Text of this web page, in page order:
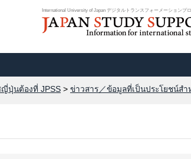
International University of Japan デジタルトランスフォーメーションプ
ปุ่นต้องที่ JPSS > ข่าวสาร／ข้อมูลที่เป็นประโยชน์สำ